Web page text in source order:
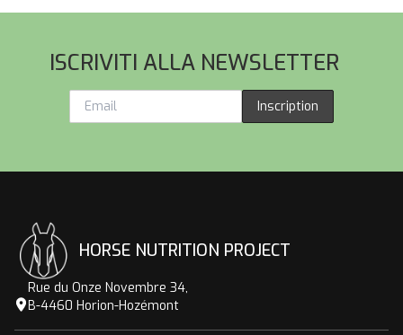
ISCRIVITI ALLA NEWSLETTER
Inscription
HORSE NUTRITION PROJECT
Rue du Onze Novembre 34,
B-4460 Horion-Hozémont